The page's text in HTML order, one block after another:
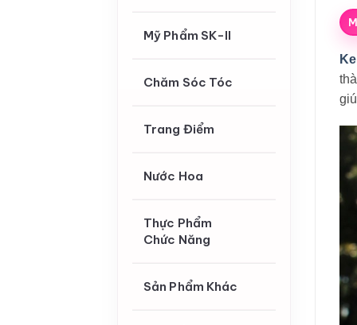
Mỹ Phẩm SK-II
Chăm Sóc Tóc
Trang Điểm
Nước Hoa
Thực Phẩm
Chức Năng
Sản Phẩm Khác